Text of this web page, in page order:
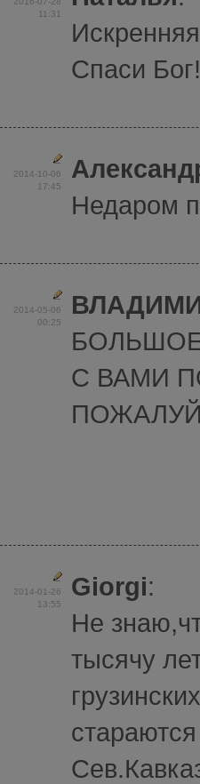
11:31
Спаси Бог!
2014-10-06
17:45
Недаром
2014-05-06
00:25
С ВАМИ
2014-01-26
13:55
Giorgi:
Не
тысячу